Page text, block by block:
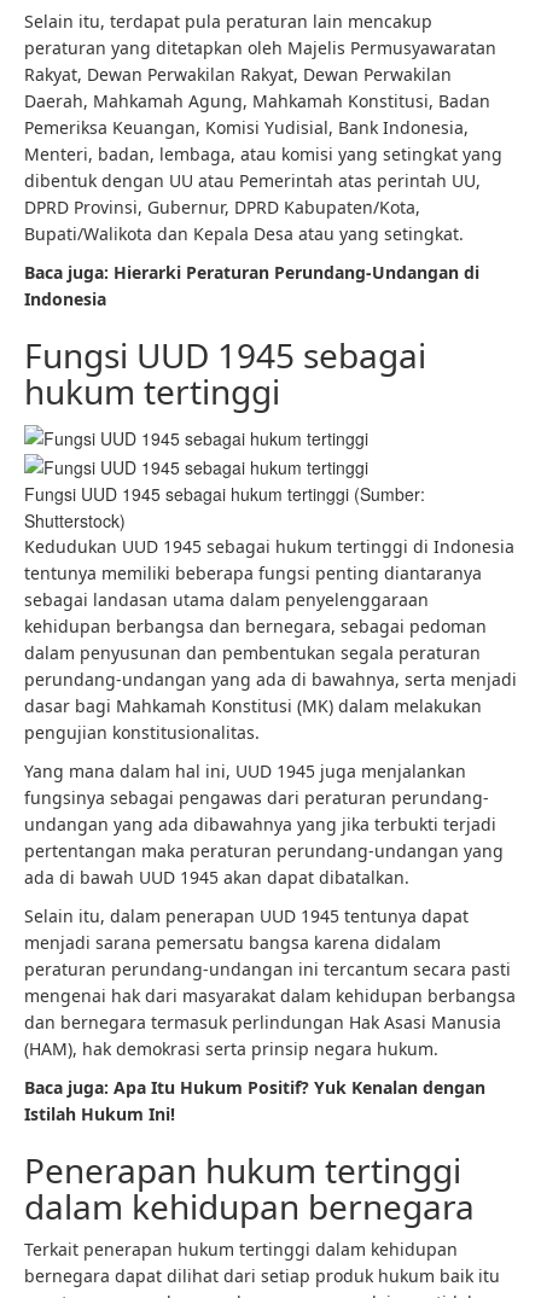
Selain itu, terdapat pula peraturan lain mencakup
peraturan yang ditetapkan oleh Majelis Permusyawaratan
Rakyat, Dewan Perwakilan Rakyat, Dewan Perwakilan
Daerah, Mahkamah Agung, Mahkamah Konstitusi, Badan
Pemeriksa Keuangan, Komisi Yudisial, Bank Indonesia,
Menteri, badan, lembaga, atau komisi yang setingkat yang
dibentuk dengan UU atau Pemerintah atas perintah UU,
DPRD Provinsi, Gubernur, DPRD Kabupaten/Kota,
Bupati/Walikota dan Kepala Desa atau yang setingkat.
Baca juga: Hierarki Peraturan Perundang-Undangan di
Indonesia
Fungsi UUD 1945 sebagai
hukum tertinggi
Fungsi UUD 1945 sebagai hukum tertinggi (Sumber:
Shutterstock)
Kedudukan UUD 1945 sebagai hukum tertinggi di Indonesia
tentunya memiliki beberapa fungsi penting diantaranya
sebagai landasan utama dalam penyelenggaraan
kehidupan berbangsa dan bernegara, sebagai pedoman
dalam penyusunan dan pembentukan segala peraturan
perundang-undangan yang ada di bawahnya, serta menjadi
dasar bagi Mahkamah Konstitusi (MK) dalam melakukan
pengujian konstitusionalitas.
Yang mana dalam hal ini, UUD 1945 juga menjalankan
fungsinya sebagai pengawas dari peraturan perundang-
undangan yang ada dibawahnya yang jika terbukti terjadi
pertentangan maka peraturan perundang-undangan yang
ada di bawah UUD 1945 akan dapat dibatalkan.
Selain itu, dalam penerapan UUD 1945 tentunya dapat
menjadi sarana pemersatu bangsa karena didalam
peraturan perundang-undangan ini tercantum secara pasti
mengenai hak dari masyarakat dalam kehidupan berbangsa
dan bernegara termasuk perlindungan Hak Asasi Manusia
(HAM), hak demokrasi serta prinsip negara hukum.
Baca juga: Apa Itu Hukum Positif? Yuk Kenalan dengan
Istilah Hukum Ini!
Penerapan hukum tertinggi
dalam kehidupan bernegara
Terkait penerapan hukum tertinggi dalam kehidupan
bernegara dapat dilihat dari setiap produk hukum baik itu